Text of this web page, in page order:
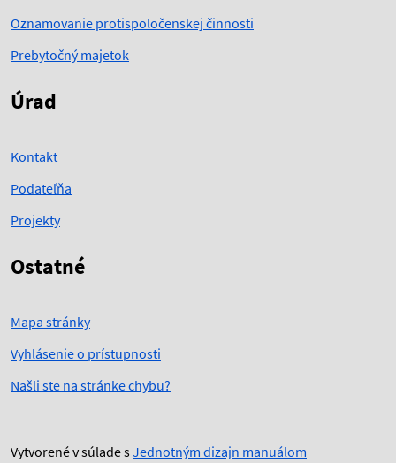
Oznamovanie protispoločenskej činnosti
Prebytočný majetok
Úrad
Kontakt
Podateľňa
Projekty
Ostatné
Mapa stránky
Vyhlásenie o prístupnosti
Našli ste na stránke chybu?
Vytvorené v súlade sJednotným dizajn manuálom